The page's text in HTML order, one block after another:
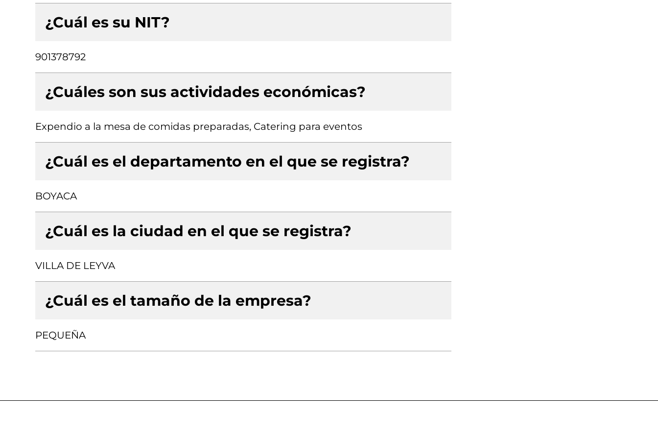
¿Cuál es su NIT?
901378792
¿Cuáles son sus actividades económicas?
Expendio a la mesa de comidas preparadas, Catering para eventos
¿Cuál es el departamento en el que se registra?
BOYACA
¿Cuál es la ciudad en el que se registra?
VILLA DE LEYVA
¿Cuál es el tamaño de la empresa?
PEQUEÑA